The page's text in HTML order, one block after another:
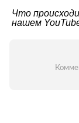
Что
нашем